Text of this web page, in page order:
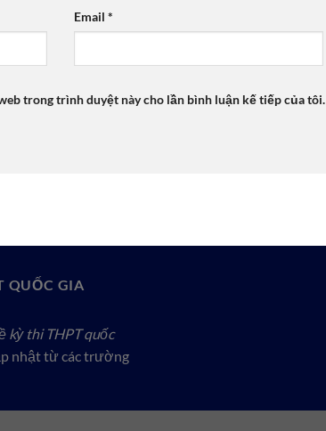
Email*
trong trình duyệt này cho lần bình luận kế tiếp của tôi.
QUỐC GIA
kỳ thi THPT quốc
nhật từ các trường